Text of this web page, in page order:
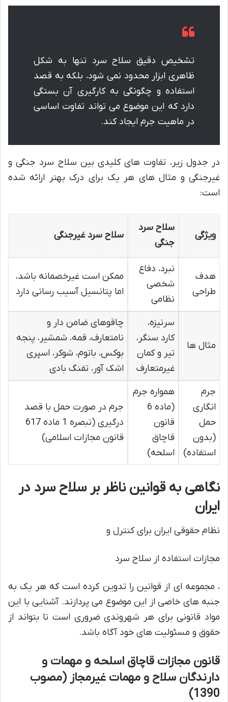
تشخیص دقیق سلاح سرد تنها به شکل
ظاهری ابزار محدود نمی شود، بلکه به قصد
استفاده و چگونگی به کارگیری آن بستگی
دارد که این موضوع می تواند تفاوت اساسی
در ماهیت جرم ایجاد کند.
در جدول زیر، تفاوت های کلیدی بین سلاح سرد جنگی و
غیرجنگی و مثال های هر یک برای درک بهتر ارائه شده
است:
ویژگی
سلاح سرد
جنگی
سلاح سرد غیرجنگی
هدف
طراحی
نبرد، دفاع
شخصی
نظامی
ممکن است غیرخصمانه باشد،
اما پتانسیل آسیب رسانی دارد
مثال ها
سرنیزه،
کارد سنگر،
تیر و کمان
غیرمتعارف
چاقوهای ضامن دار و
نامتعارف، قمه، شمشیر، پنجه
بوکس، باتوم، شوکر، اسپری
اشک آور، تفنگ بادی
جرم
انگاری
حمل
(بدون
استفاده)
همواره جرم
(ماده 6
قانون
قاچاق
اسلحه)
جرم در صورت حمل با قصد
درگیری (تبصره 1 ماده 617
قانون مجازات اسلامی)
نگاهی به قوانین ناظر بر سلاح سرد در
ایران
نظام حقوقی ایران برای کنترل و
مجازات استفاده از سلاح سرد
، مجموعه ای از قوانین را تدوین کرده است که هر یک به
جنبه های خاصی از این موضوع می پردازند. آشنایی با این
مواد قانونی برای هر شهروندی ضروری است تا بتواند از
حقوق و مسئولیت های خود آگاه باشد.
قانون مجازات قاچاق اسلحه و مهمات و
دارندگان سلاح و مهمات غیرمجاز (مصوب
1390)